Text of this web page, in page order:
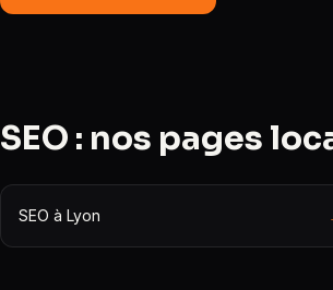
SEO : nos pages
SEO à Lyon